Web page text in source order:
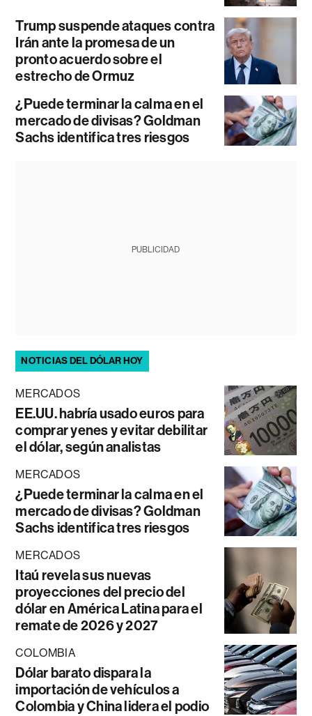
Trump suspende ataques contra
Irán ante la promesa de un
pronto acuerdo sobre el
estrecho de Ormuz
¿Puede terminar la calma en el
mercado de divisas? Goldman
Sachs identifica tres riesgos
PUBLICIDAD
NOTICIAS DEL DÓLAR HOY
MERCADOS
EE.UU. habría usado euros para
comprar yenes y evitar debilitar
el dólar, según analistas
MERCADOS
¿Puede terminar la calma en el
mercado de divisas? Goldman
Sachs identifica tres riesgos
MERCADOS
Itaú revela sus nuevas
proyecciones del precio del
dólar en América Latina para el
remate de 2026 y 2027
COLOMBIA
Dólar barato dispara la
importación de vehículos a
Colombia y China lidera el podio